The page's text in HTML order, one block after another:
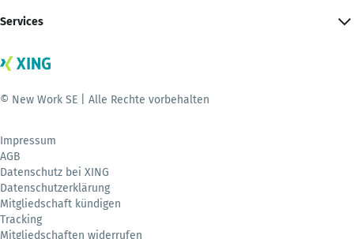
Services
© New Work SE | Alle Rechte vorbehalten
Impressum
AGB
Datenschutz bei XING
Datenschutzerklärung
Mitgliedschaft kündigen
Tracking
Mitgliedschaften widerrufen